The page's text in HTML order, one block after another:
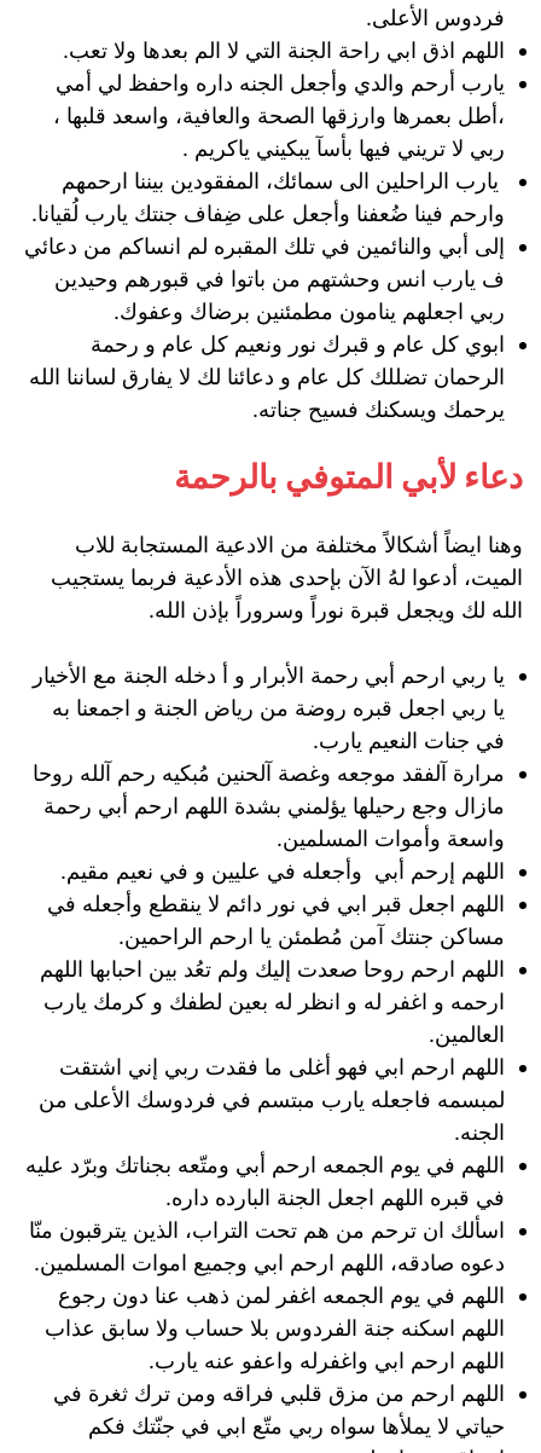
فردوس الأعلى.
اللهم اذق ابي راحة الجنة التي لا الم بعدها ولا تعب.
يارب أرحم والدي وأجعل الجنه داره واحفظ لي أمي
،أطل بعمرها وارزقها الصحة والعافية، واسعد قلبها ،
ربي لا تريني فيها بأسآ يبكيني ياكريم .
يارب الراحلين الى سمائك، المفقودين بيننا ارحمهم
وارحم فينا ضُعفنا وأجعل على ضِفاف جنتك يارب لُقيانا.
إلى أبي والنائمين في تلك المقبره لم انساكم من دعائي
ف يارب انس وحشتهم من باتوا في قبورهم وحيدين
ربي اجعلهم ينامون مطمئنين برضاك وعفوك.
ابوي كل عام و قبرك نور ونعيم كل عام و رحمة
الرحمان تضللك كل عام و دعائنا لك لا يفارق لساننا الله
يرحمك ويسكنك فسيح جناته.
دعاء لأبي المتوفي بالرحمة
وهنا ايضاً أشكالاً مختلفة من الادعية المستجابة للاب
الميت، أدعوا لهُ الآن بإحدى هذه الأدعية فربما يستجيب
الله لك ويجعل قبرة نوراً وسروراً بإذن الله.
يا ربي ارحم أبي رحمة الأبرار و أ دخله الجنة مع الأخيار
يا ربي اجعل قبره روضة من رياض الجنة و اجمعنا به
في جنات النعيم يارب.
مرارة آلفقد موجعه وغصة آلحنين مُبكيه رحم آلله روحا
مازال وجع رحيلها يؤلمني بشدة اللهم ارحم أبي رحمة
واسعة وأموات المسلمين.
اللهم إرحم أبي وأجعله في عليين و في نعيم مقيم.
اللهم اجعل قبر ابي في نور دائم لا ينقطع وأجعله في
مساكن جنتك آمن مُطمئن يا ارحم الراحمين.
اللهم ارحم روحا صعدت إليك ولم تعُد بين احبابها اللهم
ارحمه و اغفر له و انظر له بعين لطفك و كرمك يارب
العالمين.
اللهم ارحم ابي فهو أغلى ما فقدت ربي إني اشتقت
لمبسمه فاجعله يارب مبتسم في فردوسك الأعلى من
الجنه.
اللهم في يوم الجمعه ارحم أبي ومتّعه بجناتك وبرّد عليه
في قبره اللهم اجعل الجنة البارده داره.
اسألك ان ترحم من هم تحت التراب، الذين يترقبون منّا
دعوه صادقه، اللهم ارحم ابي وجميع اموات المسلمين.
اللهم في يوم الجمعه اغفر لمن ذهب عنا دون رجوع
اللهم اسكنه جنة الفردوس بلا حساب ولا سابق عذاب
اللهم ارحم ابي واغفرله واعفو عنه يارب.
اللهم ارحم من مزق قلبي فراقه ومن ترك ثغرة في
حياتي لا يملأها سواه ربي متّع ابي في جنّتك فكم